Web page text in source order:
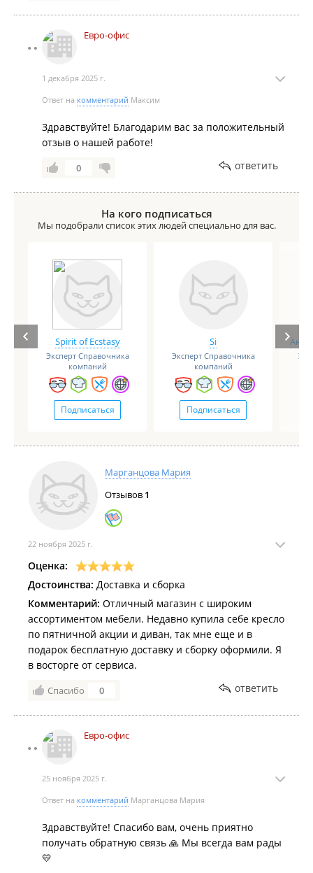
Евро-офис
1 декабря 2025 г.
Ответ на комментарий Максим
Здравствуйте! Благодарим вас за положительный
отзыв о нашей работе!
0 ответить
На кого подписаться
Мы подобрали список этих людей специально для вас.
Spirit of Ecstasy
Эксперт Справочника
компаний
Подписаться
Si
Эксперт Справочника
компаний
Подписаться
Марганцова Мария
Отзывов 1
22 ноября 2025 г.
Оценка:
Достоинства: Доставка и сборка
Комментарий: Отличный магазин с широким
ассортиментом мебели. Недавно купила себе кресло
по пятничной акции и диван, так мне еще и в
подарок бесплатную доставку и сборку оформили. Я
в восторге от сервиса.
Спасибо 0 ответить
Евро-офис
25 ноября 2025 г.
Ответ на комментарий Марганцова Мария
Здравствуйте! Спасибо вам, очень приятно
получать обратную связь 🙏 Мы всегда вам рады
💛